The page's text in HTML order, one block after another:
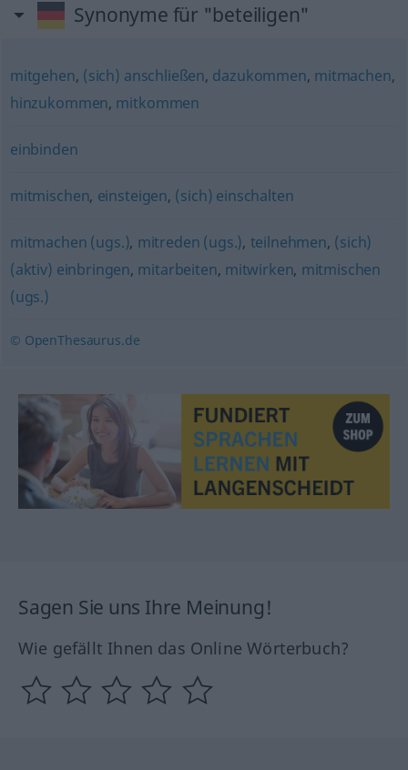
Synonyme für "beteiligen"
mitgehen, (sich) anschließen, dazukommen, mitmachen,
hinzukommen, mitkommen
einbinden
mitmischen, einsteigen, (sich) einschalten
mitmachen (ugs.), mitreden (ugs.), teilnehmen, (sich)
(aktiv) einbringen, mitarbeiten, mitwirken, mitmischen
(ugs.)
© OpenThesaurus.de
Sagen Sie uns Ihre Meinung!
Wie gefällt Ihnen das Online Wörterbuch?